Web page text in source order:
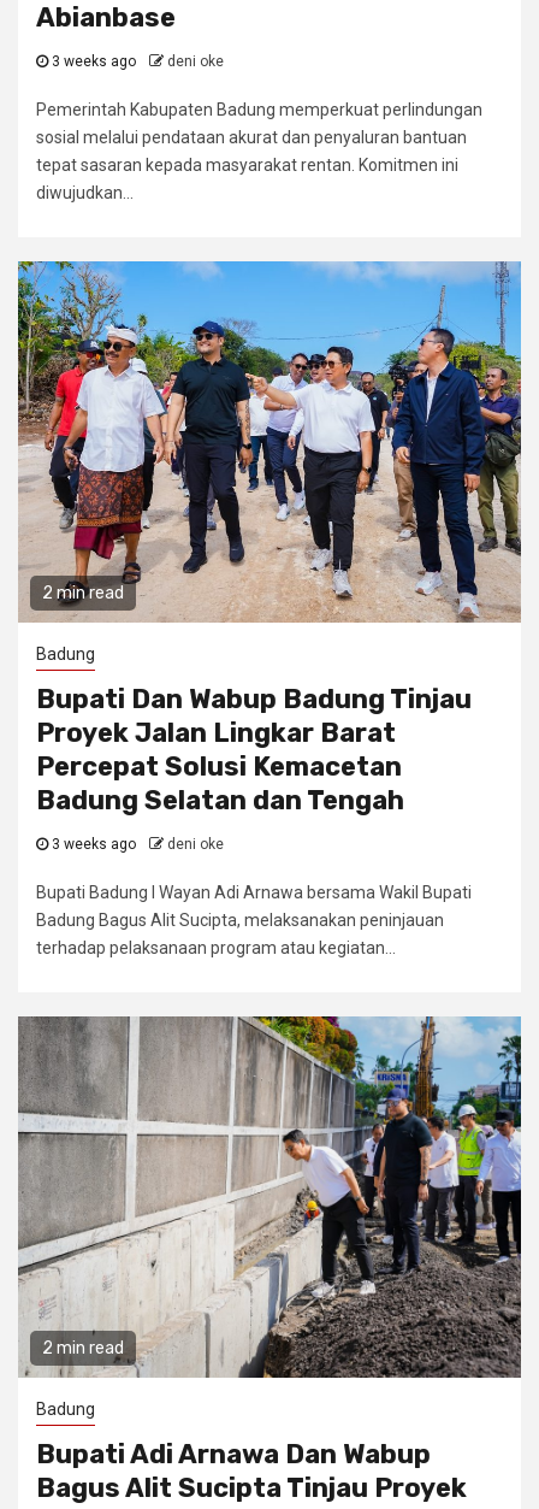
Abianbase
3 weeks ago deni oke
Pemerintah Kabupaten Badung memperkuat perlindungan
sosial melalui pendataan akurat dan penyaluran bantuan
tepat sasaran kepada masyarakat rentan. Komitmen ini
diwujudkan...
2 min read
Badung
Bupati Dan Wabup Badung Tinjau
Proyek Jalan Lingkar Barat
Percepat Solusi Kemacetan
Badung Selatan dan Tengah
3 weeks ago deni oke
Bupati Badung I Wayan Adi Arnawa bersama Wakil Bupati
Badung Bagus Alit Sucipta, melaksanakan peninjauan
terhadap pelaksanaan program atau kegiatan...
2 min read
Badung
Bupati Adi Arnawa Dan Wabup
Bagus Alit Sucipta Tinjau Proyek